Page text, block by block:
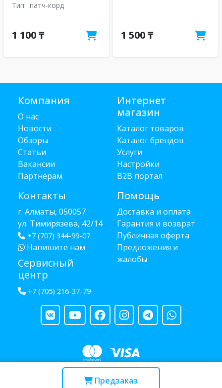
Предзаказ
Тип: патч-корд
1 100 ₸ 1 500 ₸
Компания
О нас
Новости
Обзоры
Статьи
Вакансии
Партнёрам
Контакты
г. Алматы, 050057
ул. Тимирязева, 42/14
+7 (707) 344-99-07
Напишите нам
Сервисный
центр
+7 (705) 216-37-79
Интернет
магазин
Каталог товаров
Каталог брендов
Услуги
Настройки
B2B портал
Помощь
Доставка и оплата
Гарантия и возврат
Публичная оферта
Предложения и
жалобы
Copyright © 2013 - 2026 RUBA - разработано